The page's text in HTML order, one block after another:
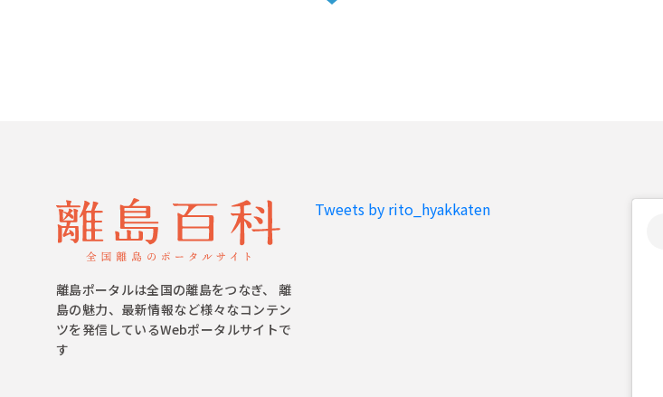
離島ポータルは全国の離島をつなぎ、 離
島の魅力、最新情報など様々なコンテン
ツを発信しているWebポータルサイトで
す
Tweets by rito_hyakkaten